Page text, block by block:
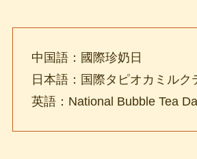
中国語：國際珍奶日
日本語：国際タピオカミルク
英語：National Bubble Tea